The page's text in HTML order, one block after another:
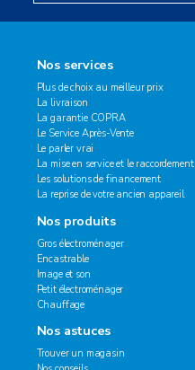
Nos services
Plus de choix au meilleur prix
La livraison
La garantie COPRA
Le Service Après-Vente
Le parler vrai
La mise en service et le raccordement
Les solutions de financement
La reprise de votre ancien appareil
Nos produits
Gros électroménager
Encastrable
Image et son
Petit électroménager
Chauffage
Nos astuces
Trouver un magasin